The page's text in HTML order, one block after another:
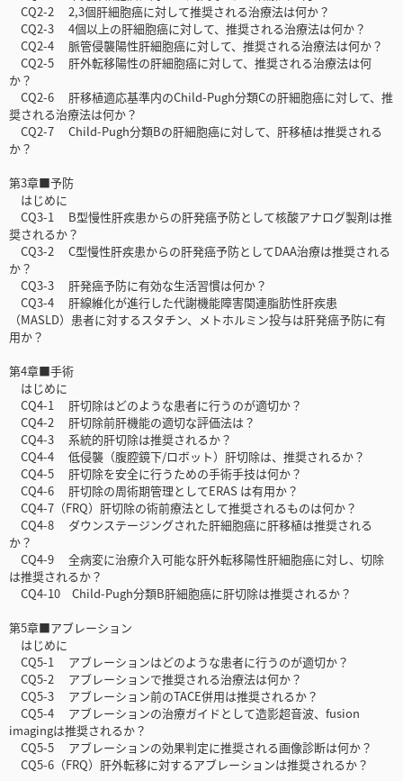
CQ2-2 2,3個肝細胞癌に対して推奨される治療法は何か？
CQ2-3 4個以上の肝細胞癌に対して、推奨される治療法は何か？
CQ2-4 脈管侵襲陽性肝細胞癌に対して、推奨される治療法は何か？
CQ2-5 肝外転移陽性の肝細胞癌に対して、推奨される治療法は何
か？
CQ2-6 肝移植適応基準内のChild-Pugh分類Cの肝細胞癌に対して、推
奨される治療法は何か？
CQ2-7 Child-Pugh分類Bの肝細胞癌に対して、肝移植は推奨される
か？
第3章■予防
はじめに
CQ3-1 B型慢性肝疾患からの肝発癌予防として核酸アナログ製剤は推
奨されるか？
CQ3-2 C型慢性肝疾患からの肝発癌予防としてDAA治療は推奨される
か？
CQ3-3 肝発癌予防に有効な生活習慣は何か？
CQ3-4 肝線維化が進行した代謝機能障害関連脂肪性肝疾患
（MASLD）患者に対するスタチン、メトホルミン投与は肝発癌予防に有
用か？
第4章■手術
はじめに
CQ4-1 肝切除はどのような患者に行うのが適切か？
CQ4-2 肝切除前肝機能の適切な評価法は？
CQ4-3 系統的肝切除は推奨されるか？
CQ4-4 低侵襲（腹腔鏡下/ロボット）肝切除は、推奨されるか？
CQ4-5 肝切除を安全に行うための手術手技は何か？
CQ4-6 肝切除の周術期管理としてERAS は有用か？
CQ4-7（FRQ）肝切除の術前療法として推奨されるものは何か？
CQ4-8 ダウンステージングされた肝細胞癌に肝移植は推奨される
か？
CQ4-9 全病変に治療介入可能な肝外転移陽性肝細胞癌に対し、切除
は推奨されるか？
CQ4-10 Child-Pugh分類B肝細胞癌に肝切除は推奨されるか？
第5章■アブレーション
はじめに
CQ5-1 アブレーションはどのような患者に行うのが適切か？
CQ5-2 アブレーションで推奨される治療法は何か？
CQ5-3 アブレーション前のTACE併用は推奨されるか？
CQ5-4 アブレーションの治療ガイドとして造影超音波、fusion
imagingは推奨されるか？
CQ5-5 アブレーションの効果判定に推奨される画像診断は何か？
CQ5-6（FRQ）肝外転移に対するアブレーションは推奨されるか？